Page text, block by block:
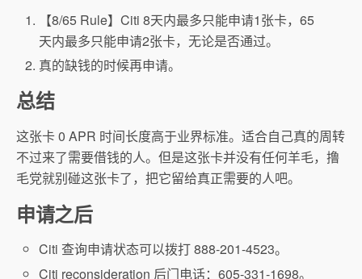
【8/65 Rule】Citi 8天内最多只能申请1张卡，65
天内最多只能申请2张卡，无论是否通过。
真的缺钱的时候再申请。
总结
这张卡 0 APR 时间长度高于业界标准。适合自己真的周转
不过来了需要借钱的人。但是这张卡并没有任何羊毛，撸
毛党就别碰这张卡了，把它留给真正需要的人吧。
申请之后
Citi 查询申请状态可以拨打 888-201-4523。
Citi reconsideration 后门电话：605-331-1698。